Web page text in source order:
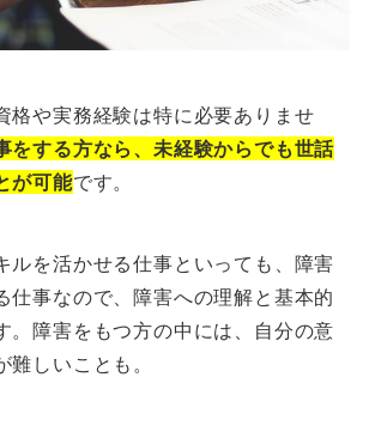
格や実務経験は特に必要ありませ
をする方なら、未経験からでも世話
が可能です。
ルを活かせる仕事といっても、障害
仕事なので、障害への理解と基本的
。障害をもつ方の中には、自分の意
しいことも。